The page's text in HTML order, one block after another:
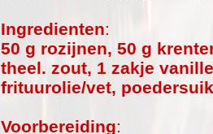
Ingredienten:
50 g rozijnen, 50 g
theel. zout, 1 zakje
frituurolie/vet,
Voorbereiding: